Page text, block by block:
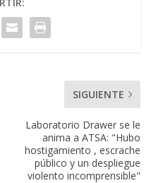
SIGUIENTE
Laboratorio Drawer se le
anima a ATSA: "Hubo
hostigamiento , escrache
público y un despliegue
violento incomprensible"